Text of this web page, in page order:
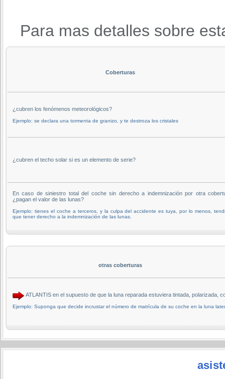
Para mas detalles sobre
Coberturas
¿cubren los fenómenos meteorológicos?
Ejemplo: se declara una tormenta de granizo, y te destroza los cristales
¿cubren el techo solar si es un elemento de serie?
En caso de siniestro total del coche sin derecho a indemnización por otra
¿pagan el valor de las lunas?
Ejemplo: tienes el coche a terceros, y la culpa del accidente es tuya, por lo menos,
que tener derecho a la indemnización de las lunas.
otras coberturas
ATLANTIS en el supuesto de que la luna reparada estuviera tintada,
Ejemplo: Suponga que decide incrustar el número de matrícula de su coche en la luna